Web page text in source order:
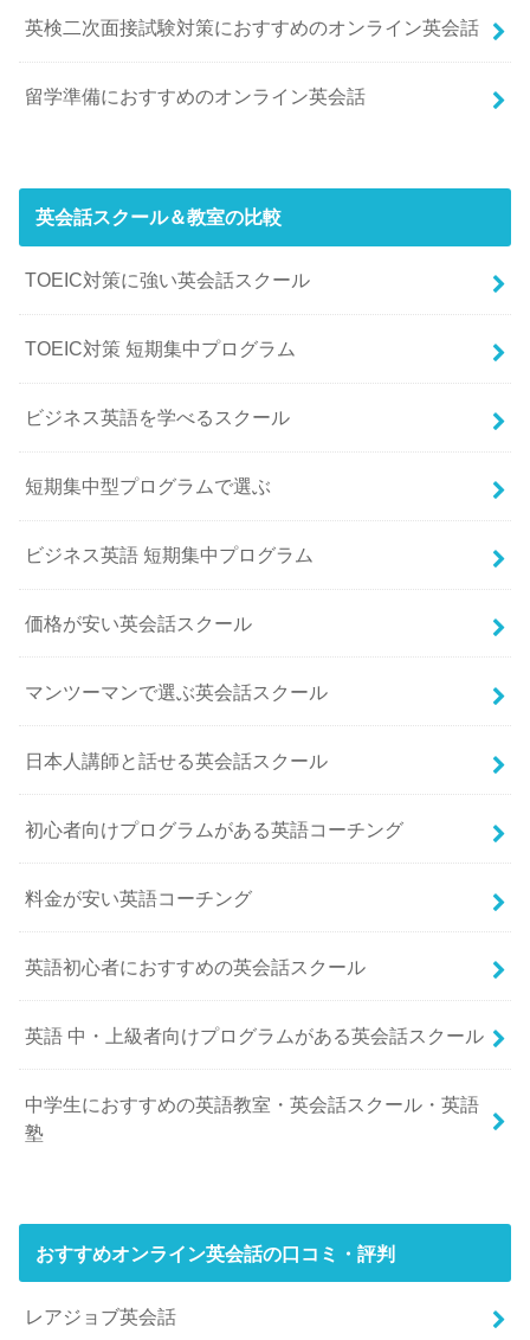
英検二次面接試験対策におすすめのオンライン英会話
留学準備におすすめのオンライン英会話
英会話スクール＆教室の比較
TOEIC対策に強い英会話スクール
TOEIC対策 短期集中プログラム
ビジネス英語を学べるスクール
短期集中型プログラムで選ぶ
ビジネス英語 短期集中プログラム
価格が安い英会話スクール
マンツーマンで選ぶ英会話スクール
日本人講師と話せる英会話スクール
初心者向けプログラムがある英語コーチング
料金が安い英語コーチング
英語初心者におすすめの英会話スクール
英語 中・上級者向けプログラムがある英会話スクール
中学生におすすめの英語教室・英会話スクール・英語
塾
おすすめオンライン英会話の口コミ・評判
レアジョブ英会話